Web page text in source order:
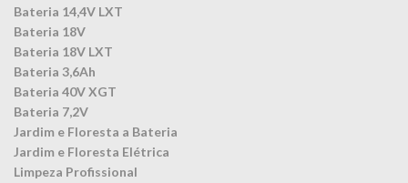
Bateria 14,4V LXT
Bateria 18V
Bateria 18V LXT
Bateria 3,6Ah
Bateria 40V XGT
Bateria 7,2V
Jardim e Floresta a Bateria
Jardim e Floresta Elétrica
Limpeza Profissional